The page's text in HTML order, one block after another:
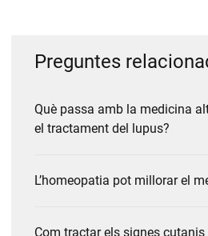
Preguntes
Què passa amb la medicina
el tractament del lupus?
L’homeopatia pot millorar el
Com tractar els signes